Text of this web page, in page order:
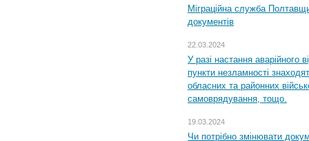
Міграційна служба
документів
22.03.2024
У разі настання аварійного
пункти незламності
обласних та районних
самоврядування, тощо.
19.03.2024
Чи потрібно змінювати